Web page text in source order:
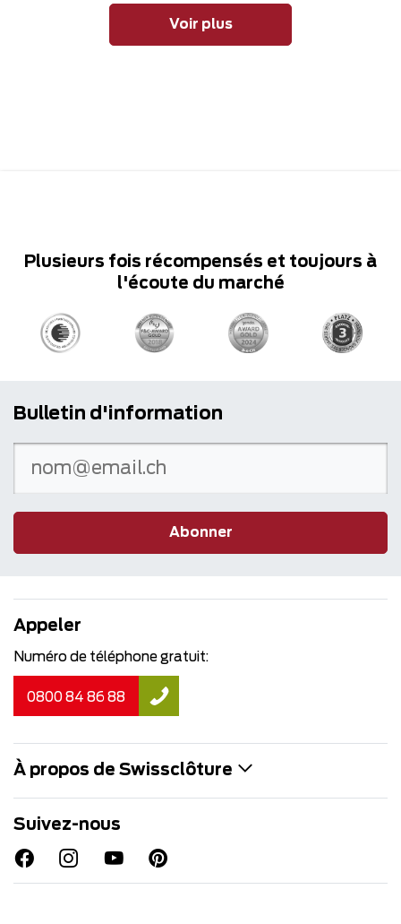
Voir plus
Plusieurs fois récompensés et toujours à
l'écoute du marché
Bulletin d'information
Abonner
Appeler
Numéro de téléphone gratuit:
0800 84 86 88
À propos de Swissclôture
Suivez-nous